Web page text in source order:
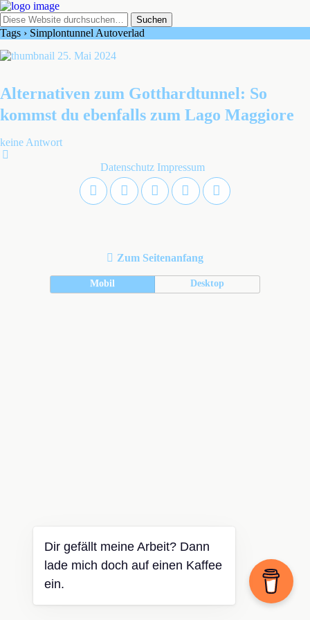
Tags › Simplontunnel Autoverlad
25. Mai 2024
Alternativen zum Gotthardtunnel: So
kommst du ebenfalls zum Lago Maggiore
keine Antwort
Datenschutz Impressum
Zum Seitenanfang
Mobil Desktop
Dir gefällt meine Arbeit? Dann
lade mich doch auf einen Kaffee
ein.